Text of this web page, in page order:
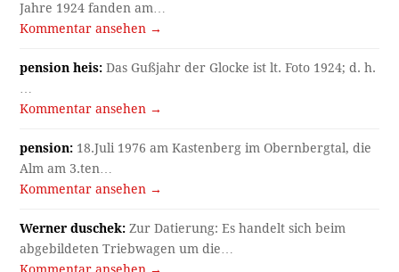
Jahre 1924 fanden am…
Kommentar ansehen →
pension heis: Das Gußjahr der Glocke ist lt. Foto 1924; d. h.
Kommentar ansehen →
pension: 18.Juli 1976 am Kastenberg im Obernbergtal, die
Alm am 3.ten…
Kommentar ansehen →
Werner duschek: Zur Datierung: Es handelt sich beim
abgebildeten Triebwagen um die…